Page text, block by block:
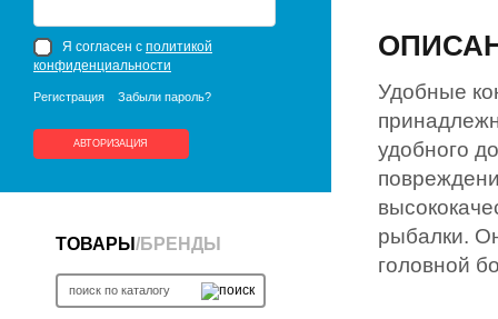
Я согласен с политикой
конфиденциальности
Регистрация Забыли пароль?
АВТОРИЗАЦИЯ
ТОВАРЫ /БРЕНДЫ
Удобные
удобного
рыбалки.
головной